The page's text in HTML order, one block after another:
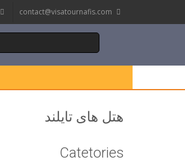
contact@visatournafis.com
هتل های تایلند
Catetories